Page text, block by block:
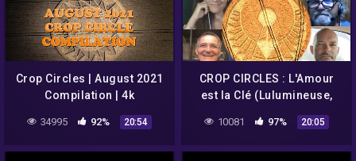
Crop Circles | August 2021
Compilation | 4k
34995 92% 20:54
CROP CIRCLES : L'Amour
est la Clé (Lulumineuse,
Molinaro, Philippe
10081 97% 20:05